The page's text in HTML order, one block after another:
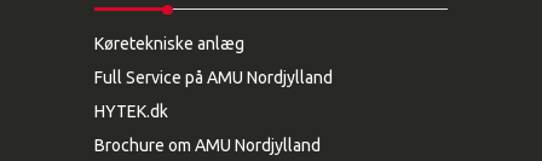
Køretekniske anlæg
Full Service på AMU Nordjylland
HYTEK.dk
Brochure om AMU Nordjylland